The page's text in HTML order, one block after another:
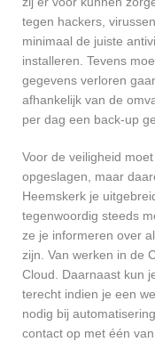
tegen hackers,
minimaal de juiste
installeren. Tevens
gegevens verloren
afhankelijk van de
per dag een back-up
Voor de veiligheid
opgeslagen, maar
Heemskerk je
tegenwoordig steeds
ze je informeren over
zijn. Van werken in de
Cloud. Daarnaast kun
terecht indien je een
nodig bij
contact op met één